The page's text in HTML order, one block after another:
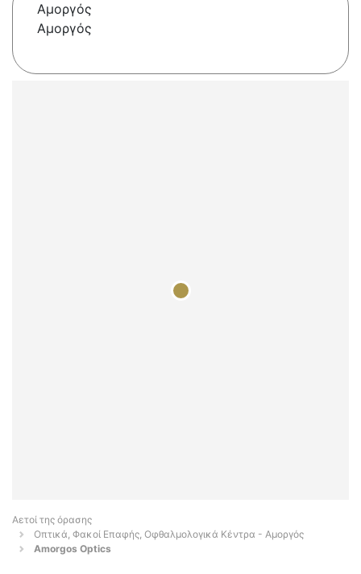
Αμοργός
Αμοργός
Αετοί της όρασης
Οπτικά, Φακοί Επαφής, Οφθαλμολογικά Κέντρα - Αμοργός
Amorgos Optics